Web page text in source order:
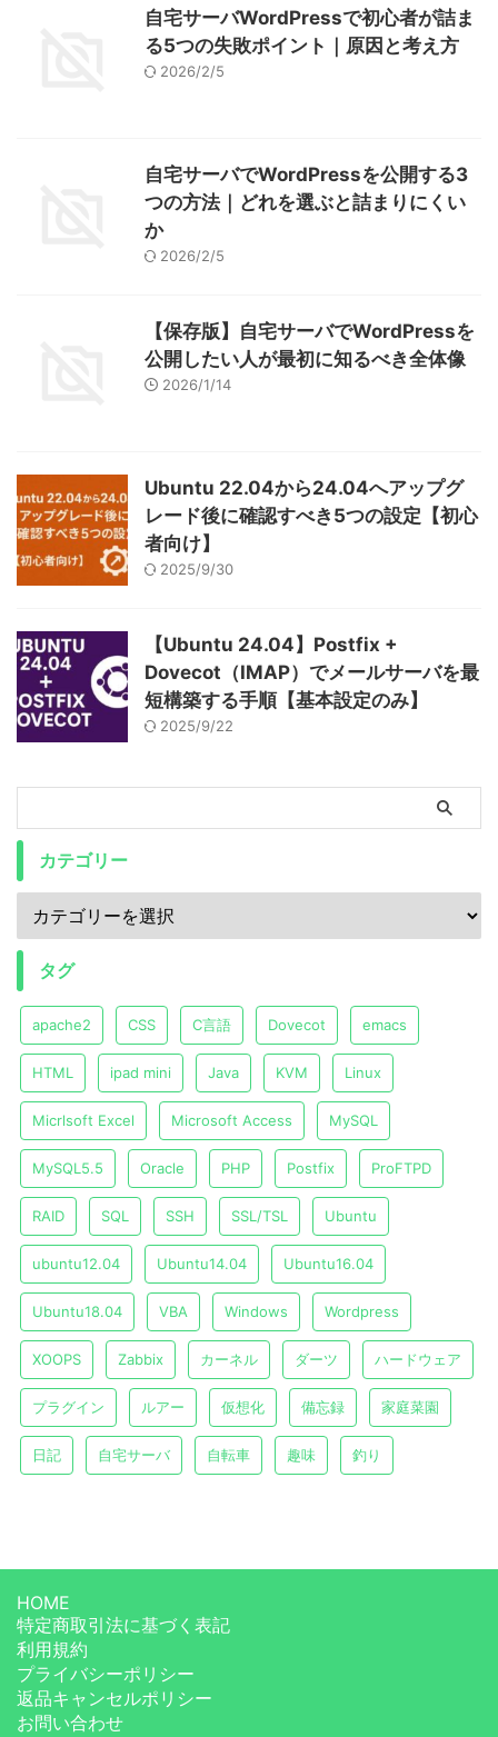
自宅サーバWordPressで初心者が詰ま
る5つの失敗ポイント｜原因と考え方
2026/2/5
自宅サーバでWordPressを公開する3
つの方法｜どれを選ぶと詰まりにくい
か
2026/2/5
【保存版】自宅サーバでWordPressを
公開したい人が最初に知るべき全体像
2026/1/14
Ubuntu 22.04から24.04へアップグ
レード後に確認すべき5つの設定【初心
者向け】
2025/9/30
【Ubuntu 24.04】Postfix +
Dovecot（IMAP）でメールサーバを最
短構築する手順【基本設定のみ】
2025/9/22
カテゴリー
タグ
apache2 CSS C言語 Dovecot emacs
HTML ipad mini Java KVM Linux
Micrlsoft Excel Microsoft Access MySQL
MySQL5.5 Oracle PHP Postfix ProFTPD
RAID SQL SSH SSL/TSL Ubuntu
ubuntu12.04 Ubuntu14.04 Ubuntu16.04
Ubuntu18.04 VBA Windows Wordpress
XOOPS Zabbix カーネル ダーツ ハードウェア
プラグイン ルアー 仮想化 備忘録 家庭菜園
日記 自宅サーバ 自転車 趣味 釣り
HOME
特定商取引法に基づく表記
利用規約
プライバシーポリシー
返品キャンセルポリシー
お問い合わせ